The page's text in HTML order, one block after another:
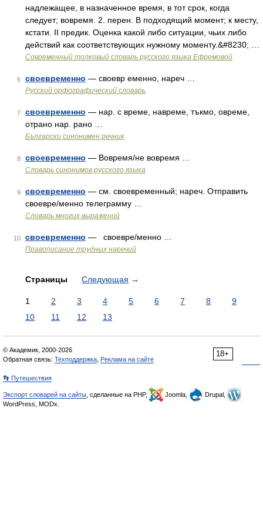
надлежащее, в назначенное время, в тот срок, когда
следует; вовремя. 2. перен. В подходящий момент; к месту,
кстати. II предик. Оценка какой либо ситуации, чьих либо
действий как соответствующих нужному моменту.&#8230; …
Современный толковый словарь русского языка Ефремовой
6 своевременно — своевр еменно, нареч …
Русский орфографический словарь
7 своевременно — нар. с време, навреме, тъкмо, овреме,
отрано нар. рано …
Български синонимен речник
8 своевременно — Вовремя/не вовремя …
Словарь синонимов русского языка
9 своевременно — см. своевременный; нареч. Отправить
своевре/менно телеграмму …
Словарь многих выражений
10 своевременно — своевре/менно …
Правописание трудных наречий
Страницы Следующая →
1 2 3 4 5 6 7 8
9
10
11 12 13
18+
© Академик, 2000-2026
Обратная связь: Техподдержка Реклама на сайте
👣 Путешествия
Экспорт словарей на сайты , сделанные на PHP, Joomla,
Drupal,
WordPress, MODx.